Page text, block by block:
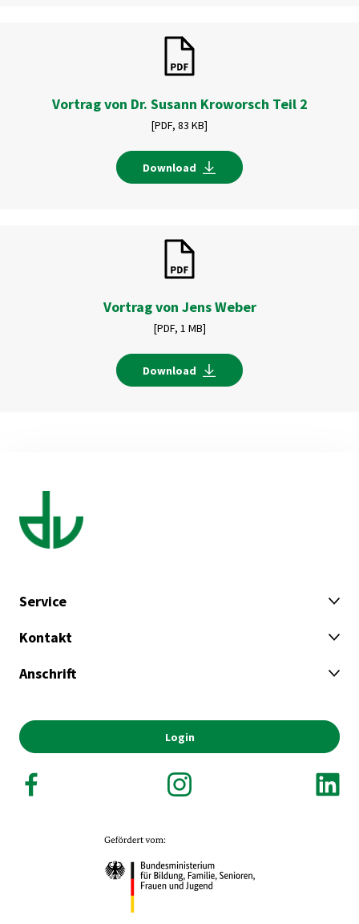
Vortrag von Dr. Susann Kroworsch Teil 2
[PDF, 83 KB]
Download
Vortrag von Jens Weber
[PDF, 1 MB]
Download
Service
Kontakt
Anschrift
Login